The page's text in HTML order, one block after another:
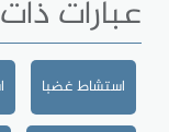
عبارات
استشاط غضبا